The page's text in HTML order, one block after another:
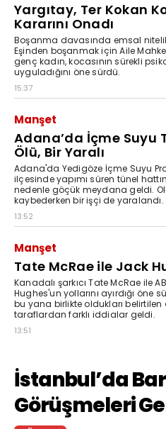
Yargıtay, Ter Kokan
Kararını Onadı
Boşanma davasında emsal
Eşinden boşanmak için Aile
genç kadın, kocasının sürekli
uyguladığını öne sürdü.
15:37
Manşet
Adana’da İçme Suyu
Ölü, Bir Yaralı
Adana'da Yedigöze İçme Suyu
ilçesinde yapımı süren tünel
nedenle göçük meydana geldi.
kaybederken bir işçi de yaralandı.
13:52
Manşet
Tate McRae ile Jack
Kanadalı şarkıcı Tate McRae ile
Hughes'un yollarını ayırdığı öne
bu yana birlikte oldukları belirtilen
taraflardan farklı iddialar geldi.
13:51